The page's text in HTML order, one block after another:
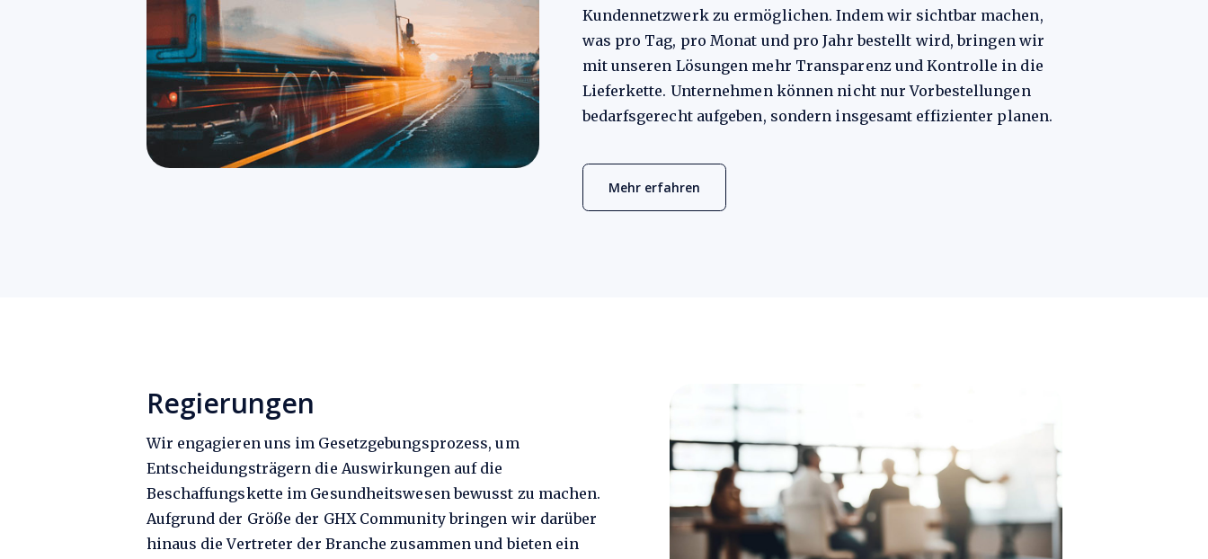
Kundennetzwerk zu ermöglichen. Indem wir sichtbar machen,
was pro Tag, pro Monat und pro Jahr bestellt wird, bringen wir
mit unseren Lösungen mehr Transparenz und Kontrolle in die
Lieferkette. Unternehmen können nicht nur Vorbestellungen
bedarfsgerecht aufgeben, sondern insgesamt effizienter planen.
Mehr erfahren
Regierungen
Wir engagieren uns im Gesetzgebungsprozess, um
Entscheidungsträgern die Auswirkungen auf die
Beschaffungskette im Gesundheitswesen bewusst zu machen.
Aufgrund der Größe der GHX Community bringen wir darüber
hinaus die Vertreter der Branche zusammen und bieten ein